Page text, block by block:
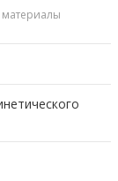
материалы